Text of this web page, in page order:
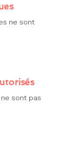
ne sont
sont pas